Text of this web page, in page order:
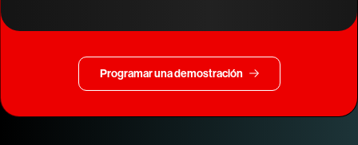
Programar una demostración